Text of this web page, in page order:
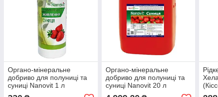
Органо-мінеральне
добриво для полуниці та
суниці Nanovit 1 л
Органо-мінеральне
добриво для полуниці та
суниці Nanovit 20 л